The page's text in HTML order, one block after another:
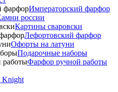
Императорский фарфор
россии
Картины сваровски
Лефортовский фарфор
Офорты на латуни
Подарочные наборы
Фарфор ручной работы
Knight